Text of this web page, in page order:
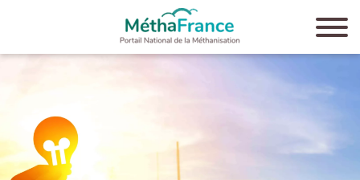
Aller
au
contenu
principal